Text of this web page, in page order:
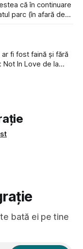
că în continuare
parc (în afară de
prin zonă). Am
fi fost faină și fără
Not In Love de la
duo era cam
bată ei pe tine